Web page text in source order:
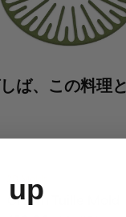
ば、この料理
Crown Tuille Mold
up